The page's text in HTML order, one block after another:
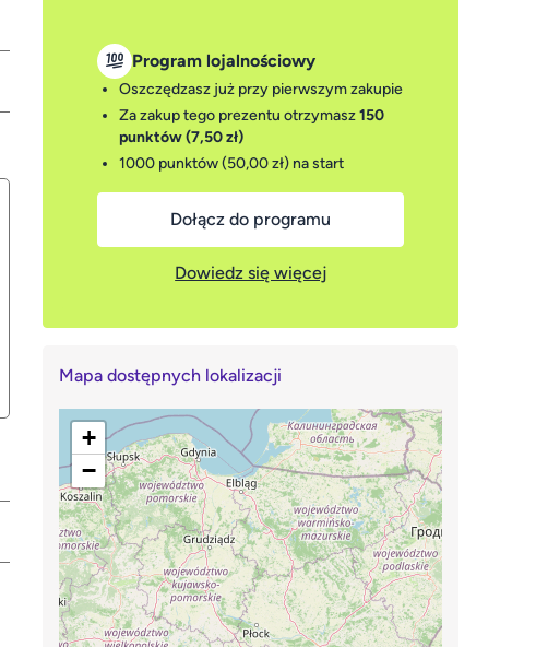
Program lojalnościowy
Oszczędzasz już przy pierwszym zakupie
Za zakup tego prezentu otrzymasz150
punktów (7,50 zł)
1000 punktów (50,00 zł) na start
Dołącz do programu
Dowiedz się więcej
Mapa dostępnych lokalizacji
+
−